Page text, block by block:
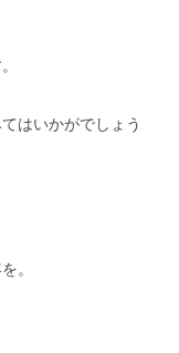
はいかがでしょう
。